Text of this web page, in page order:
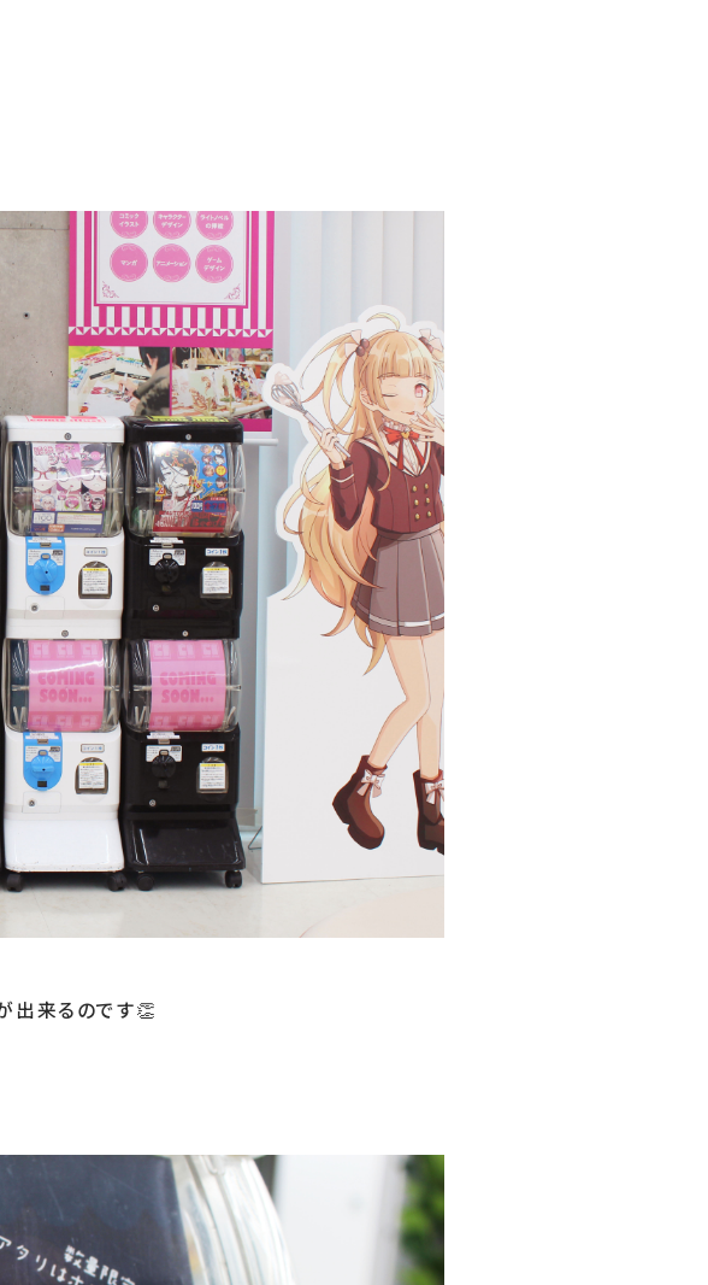
出来るのです👏